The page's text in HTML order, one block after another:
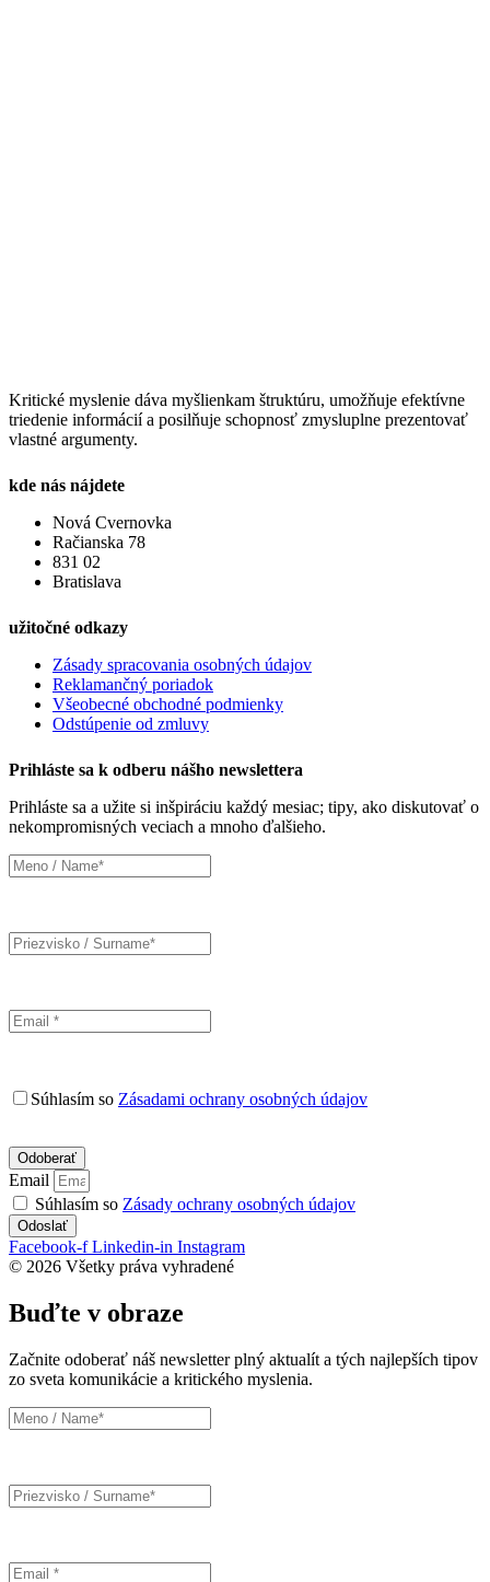
Kritické myslenie dáva myšlienkam štruktúru, umožňuje efektívne
triedenie informácií a posilňuje schopnosť zmysluplne prezentovať
vlastné argumenty.
kde nás nájdete
Nová Cvernovka
Račianska 78
831 02
Bratislava
užitočné odkazy
Zásady spracovania osobných údajov
Reklamančný poriadok
Všeobecné obchodné podmienky
Odstúpenie od zmluvy
Prihláste sa k odberu nášho newslettera
Prihláste sa a užite si inšpiráciu každý mesiac; tipy, ako diskutovať o
nekompromisných veciach a mnoho ďalšieho.
Súhlasím so Zásadami ochrany osobných údajov
Email
Súhlasím so Zásady ochrany osobných údajov
Odoslať
Facebook-f Linkedin-in Instagram
© 2026 Všetky práva vyhradené
Buďte v obraze
Začnite odoberať náš newsletter plný aktualít a tých najlepších tipov
zo sveta komunikácie a kritického myslenia.